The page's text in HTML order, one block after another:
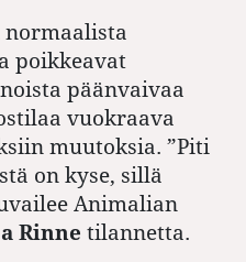
poikkeavat
päänvaivaa
vuokraava
muutoksia. ”Piti
on kyse, sillä
Animalian
Rinne tilannetta.